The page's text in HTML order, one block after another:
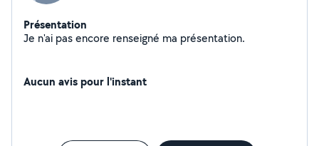
Présentation
Je n'ai pas encore renseigné ma présentation.
Aucun avis pour l'instant